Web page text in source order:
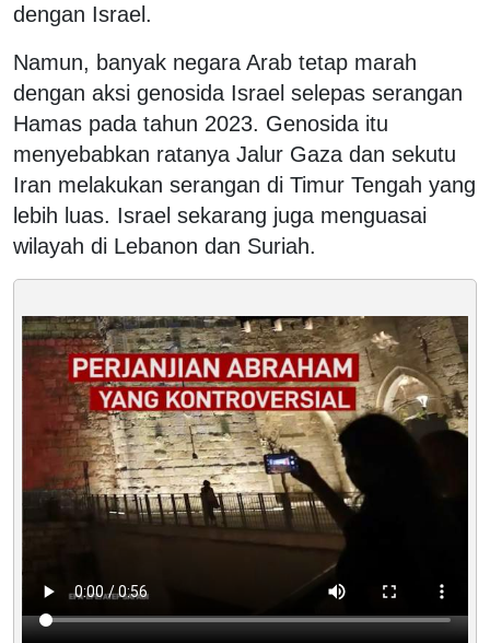
dengan Israel.
Namun, banyak negara Arab tetap marah
dengan aksi genosida Israel selepas serangan
Hamas pada tahun 2023. Genosida itu
menyebabkan ratanya Jalur Gaza dan sekutu
Iran melakukan serangan di Timur Tengah yang
lebih luas. Israel sekarang juga menguasai
wilayah di Lebanon dan Suriah.